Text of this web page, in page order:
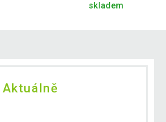
skladem
Aktuálně